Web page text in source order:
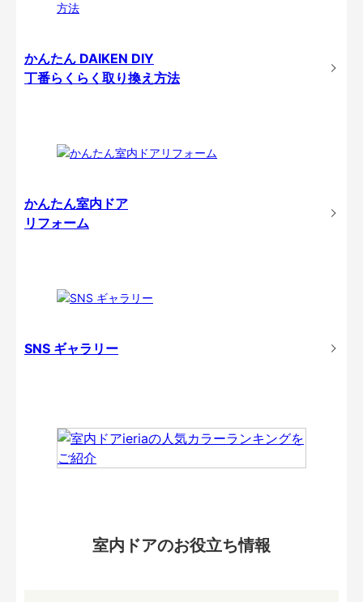
かんたん DAIKEN DIY
丁番らくらく取り換え方法
かんたん室内ドア
リフォーム
SNS ギャラリー
室内ドアのお役立ち情報